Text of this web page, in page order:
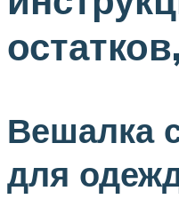
Вешалка
для